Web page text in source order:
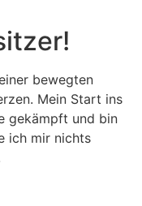
bewegten
Mein Start ins
gekämpft und bin
ich mir nichts